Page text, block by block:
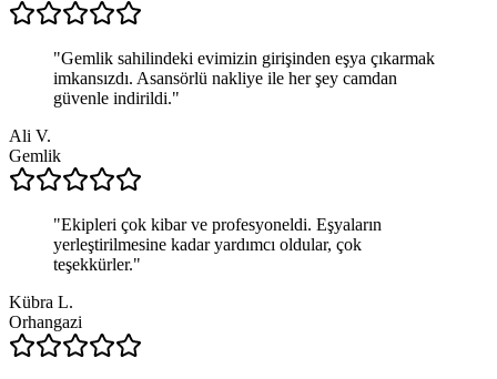
"Gemlik sahilindeki evimizin girişinden eşya çıkarmak
imkansızdı. Asansörlü nakliye ile her şey camdan
güvenle indirildi."
Ali V.
Gemlik
"Ekipleri çok kibar ve profesyoneldi. Eşyaların
yerleştirilmesine kadar yardımcı oldular, çok
teşekkürler."
Kübra L.
Orhangazi